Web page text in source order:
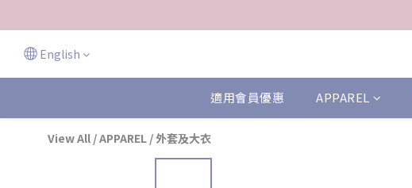
English
適用會員優惠 APPAREL
View All /APPAREL / 外套及大衣